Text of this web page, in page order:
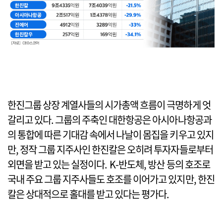
한진그룹 상장 계열사들의 시가총액 흐름이 극명하게 엇
갈리고 있다. 그룹의 주축인 대한항공은 아시아나항공과
의 통합에 따른 기대감 속에서 나날이 몸집을 키우고 있지
만, 정작 그룹 지주사인 한진칼은 오히려 투자자들로부터
외면을 받고 있는 실정이다. K-반도체, 방산 등의 호조로
국내 주요 그룹 지주사들도 호조를 이어가고 있지만, 한진
칼은 상대적으로 홀대를 받고 있다는 평가다.